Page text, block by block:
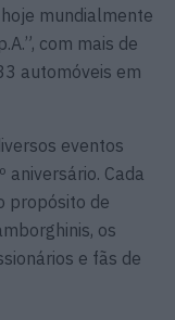
mundialmente
com mais de
automóveis em
eventos
aniversário. Cada
propósito de
os
e fãs de